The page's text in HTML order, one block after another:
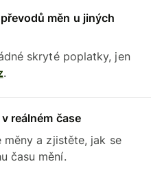
měn u jiných
skryté poplatky, jen
.
reálném čase
a zjistěte, jak se
času mění.